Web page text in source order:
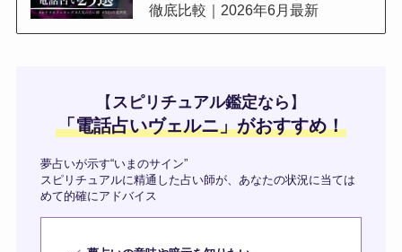
徹底比較｜2026年6月最新
【 スピリチュアル鑑定なら 】
「電話占いヴェルニ」がおすすめ！
夢占いが示す“いまのサイン”
スピリチュアルに精通した占い師が、あなたの状況に当ては
めて的確にアドバイス